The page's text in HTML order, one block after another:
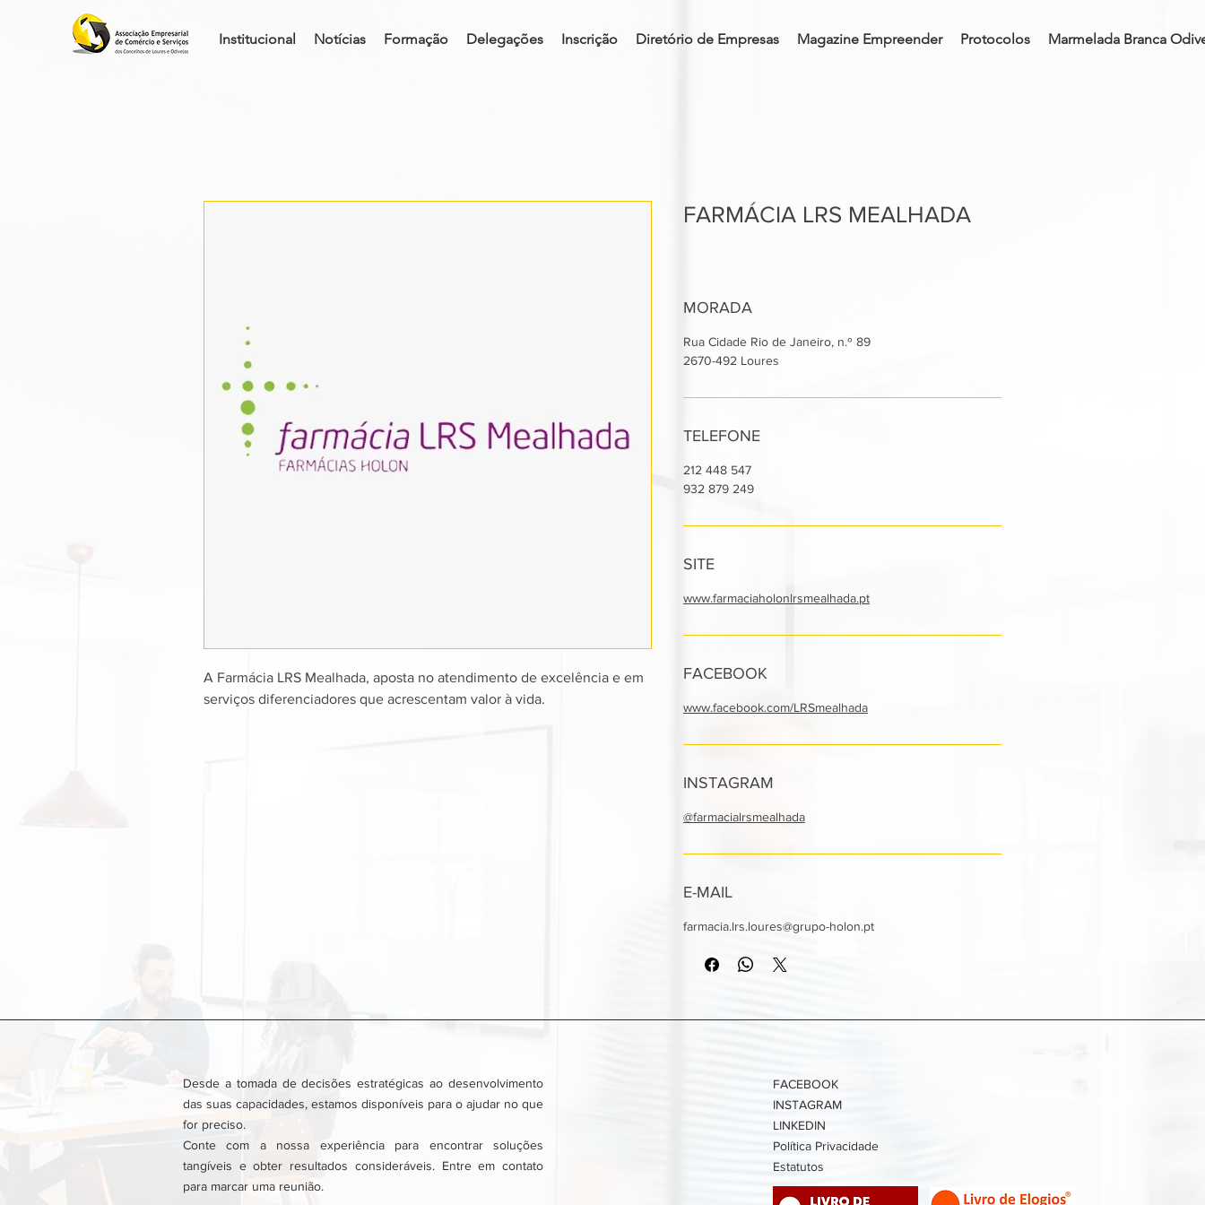
Institucional Notícias Formação Delegações Inscrição Diretório de Empresas Magazine Empreender Protocolos Marmelada Branca
A Farmácia LRS Mealhada, aposta no atendimento de excelência e em
serviços diferenciadores que acrescentam valor à vida.
FARMÁCIA LRS MEALHADA
MORADA
Rua Cidade Rio de Janeiro, n.º 89
2670-492 Loures
TELEFONE
212 448 547
932 879 249
SITE
www.farmaciaholonlrsmealhada.pt
FACEBOOK
www.facebook.com/LRSmealhada
INSTAGRAM
@farmacialrsmealhada
E-MAIL
farmacia.lrs.loures@grupo-holon.pt
Desde a tomada de decisões estratégicas ao desenvolvimento
das suas capacidades, estamos disponíveis para o ajudar no que
for preciso.
Conte com a nossa experiência para encontrar soluções
tangíveis e obter resultados consideráveis. Entre em contato
para marcar uma reunião.
FACEBOOK
INSTAGRAM
LINKEDIN
Política Privacidade
Estatutos